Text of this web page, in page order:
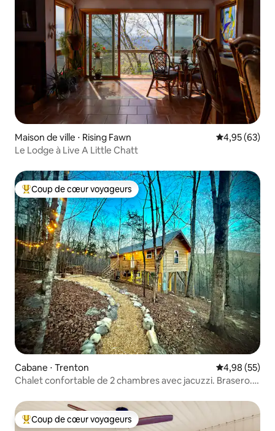
Maison de ville ⋅ Rising Fawn Évaluation
4,95 (63)
Le Lodge à Live A Little Chatt
Coups de cœur voyageurs les plus appréciés
Coup de cœur voyageurs
Cabane ⋅ Trenton Évaluation
4,98 (55)
Chalet confortable de 2 chambres avec jacuzzi. Brasero.
Coups de cœur voyageurs les plus appréciés
Coup de cœur voyageurs